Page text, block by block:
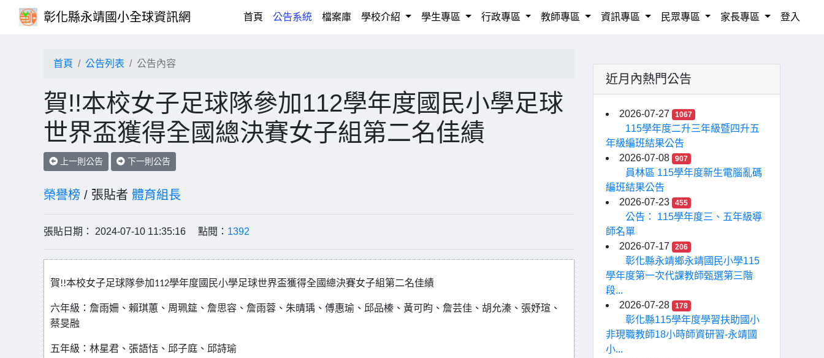
彰化縣永靖國小全球資訊網 首頁 (current)
公告系統 檔案庫 學校介紹 學生專區 行政專區 教師專區 資訊專區 民眾專區 家長專區 登入
首頁 公告列表 公告內容
賀!!本校女子足球隊參加112學年度國民小學足球
世界盃獲得全國總決賽女子組第二名佳績
上一則公告 下一則公告
榮譽榜 / 張貼者 體育組長
張貼日期： 2024-07-10 11:35:16 點閱： 1392
賀!!本校女子足球隊參加112學年度國民小學足球世界盃獲得全國總決賽女子組第二名佳績
六年級：詹雨姍、賴琪蕙、周珮筵、詹思容、詹雨蓉、朱晴瑀、傅惠瑜、邱品榛、黃可昀、詹芸佳、胡允溱、張妤瑄、
蔡旻融
五年級：林星君、張語恬、邱子庭、邱詩瑜
近月內熱門公告
2026-07-27 1067
115學年度二升三年級暨四升五
年級編班結果公告
2026-07-08
907
員林區 115學年度新生電腦亂碼
編班結果公告
2026-07-23
455
公告： 115學年度三、五年級導
師名單
2026-07-17
206
彰化縣永靖鄉永靖國民小學115
學年度第一次代課教師甄選第三階
段...
2026-07-28
178
彰化縣115學年度學習扶助國小
非現職教師18小時師資研習-永靖國
小...